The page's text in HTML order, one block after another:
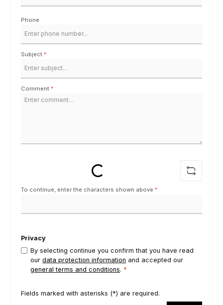
Phone
Subject *
Comment *
Loading...
To continue, enter the characters shown above *
Privacy
By selecting continue you confirm that you have read
ourdata protection information and accepted our
general terms and conditions. *
Fields marked with asterisks (*) are required.